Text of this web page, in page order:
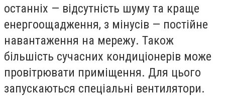
останніх — відсутність шуму та краще
енергоощадження, з мінусів — постійне
навантаження на мережу. Також
більшість сучасних кондиціонерів може
провітрювати приміщення. Для цього
запускаються спеціальні вентилятори.